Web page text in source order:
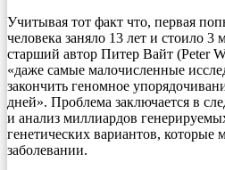
Учитывая тот факт что, первая
человека заняло 13 лет и стоило
старший автор Питер Вайт (Peter
«даже самые малочисленные
закончить геномное
дней». Проблема заключается в
и анализ миллиардов
генетических вариантов, которые
заболевании.